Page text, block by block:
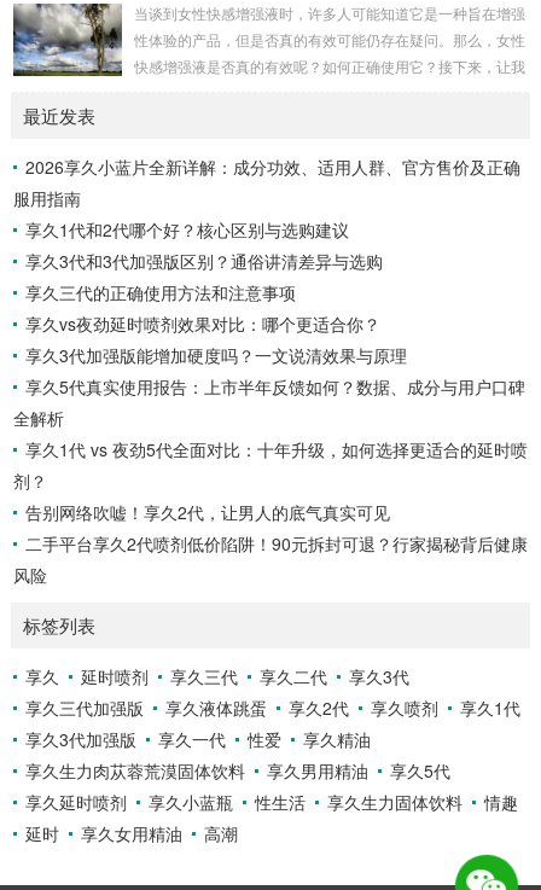
保留性生活的乐趣。产品特性起效时间：15分钟延时时间：3
0分钟左右最长有效时间：15小时15分钟开始起效，30分钟至
7小时内效果最佳，15小时内持续有效。清洗...
当谈到女性快感增强液时，许多人可能知道它是一种旨在增强
性体验的产品，但是否真的有效可能仍存在疑问。那么，女性
快感增强液是否真的有效呢？如何正确使用它？接下来，让我
于提高性表现，并增加私处的敏感度，从而改善性生活。如果
足你的生理需求。女性快感增强液的使用方法女性快感...
最近发表
2026享久小蓝片全新详解：成分功效、适用人群、官方售价及正确
服用指南
享久1代和2代哪个好？核心区别与选购建议
享久3代和3代加强版区别？通俗讲清差异与选购
享久三代的正确使用方法和注意事项
享久vs夜劲延时喷剂效果对比：哪个更适合你？
享久3代加强版能增加硬度吗？一文说清效果与原理
享久5代真实使用报告：上市半年反馈如何？数据、成分与用户口碑
全解析
享久1代 vs 夜劲5代全面对比：十年升级，如何选择更适合的延时喷
剂？
告别网络吹嘘！享久2代，让男人的底气真实可见
二手平台享久2代喷剂低价陷阱！90元拆封可退？行家揭秘背后健康
风险
标签列表
享久 延时喷剂 享久三代 享久二代
享久3代
享久三代加强版
享久液体跳蛋 享久2代 享久喷剂
享久1代
享久3代加强版
享久一代 性爱
享久精油
享久生力肉苁蓉荒漠固体饮料
享久男用精油
享久5代
享久延时喷剂
享久小蓝瓶 性生活 享久生力固体饮料
情趣
延时
享久女用精油 高潮